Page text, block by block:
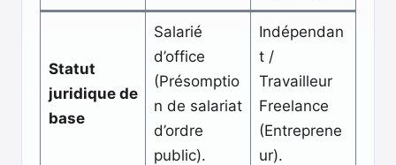
Statut
juridique de
base
Salarié
d’office
(Présomptio
n de salariat
d’ordre
public).
Indépendan
t /
Travailleur
Freelance
(Entreprene
ur).